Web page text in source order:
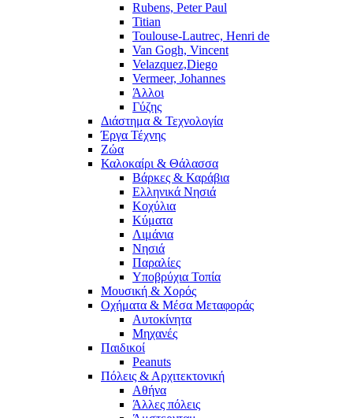
Rubens, Peter Paul
Titian
Toulouse-Lautrec, Henri de
Van Gogh, Vincent
Velazquez,Diego
Vermeer, Johannes
Άλλοι
Γύζης
Διάστημα & Τεχνολογία
Έργα Τέχνης
Ζώα
Καλοκαίρι & Θάλασσα
Βάρκες & Καράβια
Ελληνικά Νησιά
Κοχύλια
Κύματα
Λιμάνια
Νησιά
Παραλίες
Υποβρύχια Τοπία
Μουσική & Χορός
Οχήματα & Μέσα Μεταφοράς
Αυτοκίνητα
Μηχανές
Παιδικοί
Peanuts
Πόλεις & Αρχιτεκτονική
Αθήνα
Άλλες πόλεις